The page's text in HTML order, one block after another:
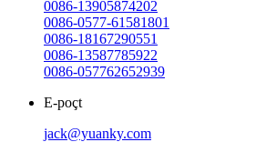
0086-13905874202
0086-0577-61581801
0086-18167290551
0086-13587785922
0086-057762652939
E-poçt
jack@yuanky.com